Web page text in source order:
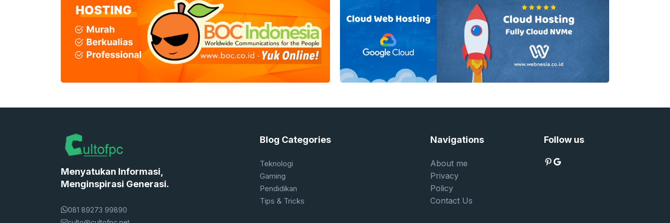
untuk memastikan jaringan industri berjalan mulus tanpa hambatan.
Terbaru, Telkom ...
Menyatukan Informasi,
Menginspirasi Generasi.
081 89273 99890
Blog Categories
Teknologi
Gaming
Pendidikan
Tips & Tricks
Navigations
About me
Privacy
Policy
Contact Us
Follow us
Pinterest
Google